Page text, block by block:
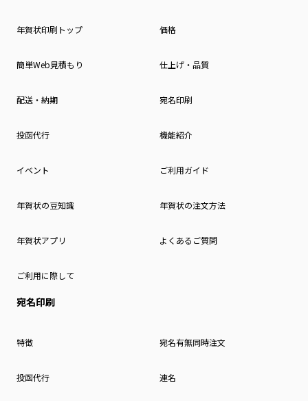
年賀状印刷トップ 価格
簡単Web見積もり 仕上げ・品質
配送・納期 宛名印刷
投函代行 機能紹介
イベント ご利用ガイド
年賀状の豆知識 年賀状の注文方法
年賀状アプリ よくあるご質問
ご利用に際して
宛名印刷
特徴 宛名有無同時注文
投函代行 連名